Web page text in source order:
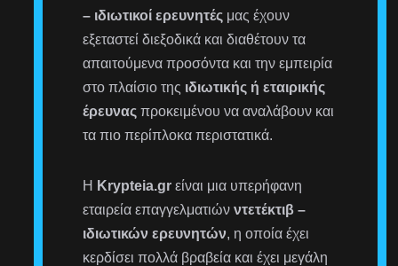
– ιδιωτικοί ερευνητές μας έχουν
εξεταστεί διεξοδικά και διαθέτουν τα
απαιτούμενα προσόντα και την εμπειρία
στο πλαίσιο της ιδιωτικής ή εταιρικής
έρευνας προκειμένου να αναλάβουν και
τα πιο περίπλοκα περιστατικά.
Η Krypteia.gr είναι μια υπερήφανη
εταιρεία επαγγελματιώνντετέκτιβ –
ιδιωτικών ερευνητών, η οποία έχει
κερδίσει πολλά βραβεία και έχει μεγάλη